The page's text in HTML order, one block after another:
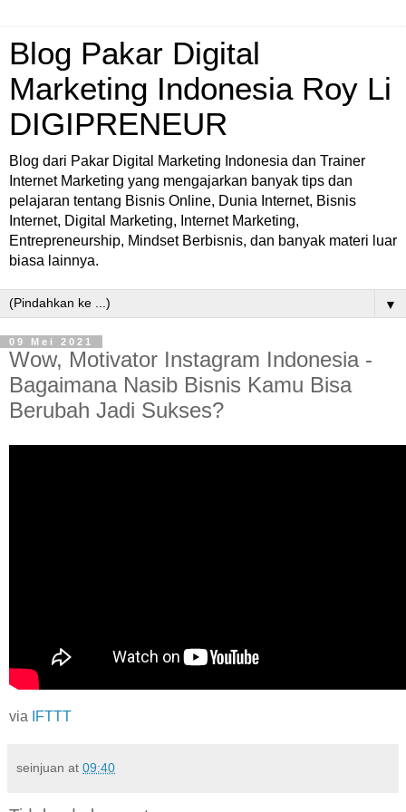
Blog Pakar Digital
Marketing Indonesia Roy Li
DIGIPRENEUR
Blog dari Pakar Digital Marketing Indonesia dan Trainer
Internet Marketing yang mengajarkan banyak tips dan
pelajaran tentang Bisnis Online, Dunia Internet, Bisnis
Internet, Digital Marketing, Internet Marketing,
Entrepreneurship, Mindset Berbisnis, dan banyak materi luar
biasa lainnya.
▼
09 Mei 2021
Wow, Motivator Instagram Indonesia -
Bagaimana Nasib Bisnis Kamu Bisa
Berubah Jadi Sukses?
via IFTTT
seinjuan at 09:40